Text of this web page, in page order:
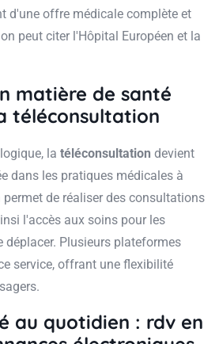
d'une offre médicale complète et
peut citer l'Hôpital Européen et la
matière de santé
téléconsultation
la téléconsultation devient
dans les pratiques médicales à
de réaliser des consultations
l'accès aux soins pour les
déplacer. Plusieurs plateformes
service, offrant une flexibilité
au quotidien : rdv en